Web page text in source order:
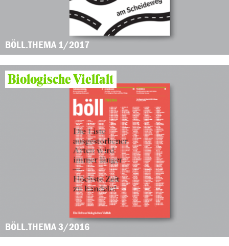
BÖLL.THEMA 1/2017
Biologische Vielfalt
BÖLL.THEMA 3/2016